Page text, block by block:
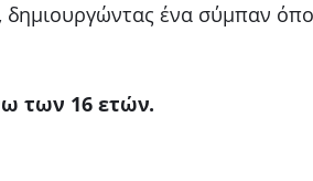
δημιουργώντας ένα σύμπαν
των 16 ετών.